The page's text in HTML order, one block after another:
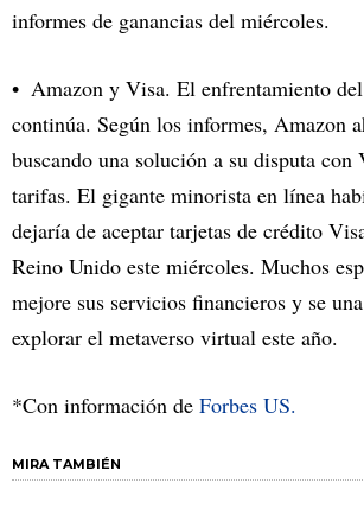
informes de ganancias del miércoles.
Amazon y Visa. El enfrentamiento
continúa. Según los informes, Amazon
buscando una solución a su disputa con
tarifas. El gigante minorista en línea
dejaría de aceptar tarjetas de crédito
Reino Unido este miércoles. Muchos
mejore sus servicios financieros y se
explorar el metaverso virtual este año.
*Con información de Forbes US.
MIRA TAMBIÉN